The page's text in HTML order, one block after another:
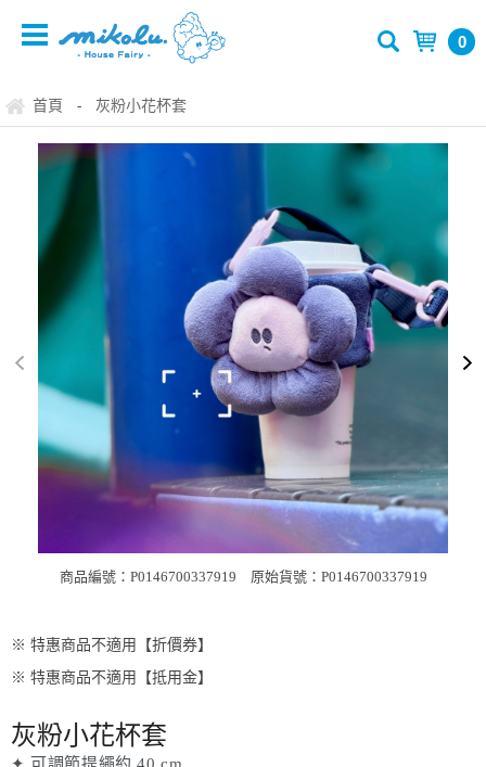
0
首頁 - 灰粉小花杯套
商品編號：P0146700337919 原始貨號：P0146700337919
※ 特惠商品不適用【折價券】
※ 特惠商品不適用【抵用金】
灰粉小花杯套